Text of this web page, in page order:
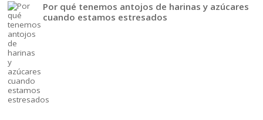
Por qué tenemos antojos de harinas y azúcares
cuando estamos estresados